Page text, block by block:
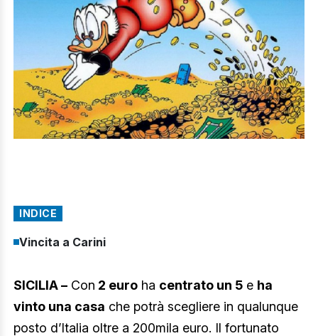
INDICE
Vincita a Carini
SICILIA – Con 2 euro ha centrato un 5 e ha
vinto una casa che potrà scegliere in qualunque
posto d’Italia oltre a 200mila euro. Il fortunato